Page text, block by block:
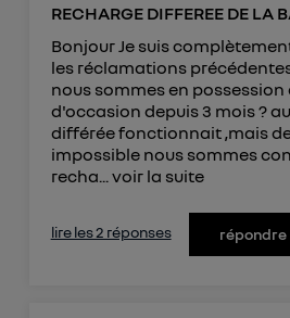
RECHARGE DIFFEREE DE LA
Bonjour Je suis
les réclamations
nous sommes en possession
d'occasion depuis 3 mois ?
différée fonctionnait ,mais
impossible nous sommes
recha... voir la suite
lire les 2 réponses répondre
Vous pouvez à tout
consentement surle portail
") ou via la page « gérer Utiq »
Pour plus d'informations,
Politique d'information
personnelles